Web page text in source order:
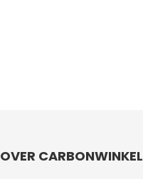
OVER CARBONWINKEL